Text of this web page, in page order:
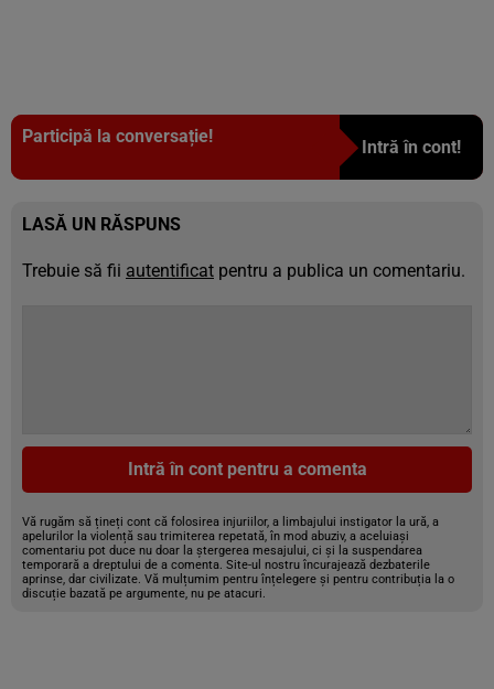
Participă la conversație!
Intră în cont!
LASĂ UN RĂSPUNS
Trebuie să fii autentificat pentru a publica un comentariu.
Intră în cont pentru a comenta
Vă rugăm să țineți cont că folosirea injuriilor, a limbajului instigator la ură, a
apelurilor la violență sau trimiterea repetată, în mod abuziv, a aceluiași
comentariu pot duce nu doar la ștergerea mesajului, ci și la suspendarea
temporară a dreptului de a comenta. Site-ul nostru încurajează dezbaterile
aprinse, dar civilizate. Vă mulțumim pentru înțelegere și pentru contribuția la o
discuție bazată pe argumente, nu pe atacuri.